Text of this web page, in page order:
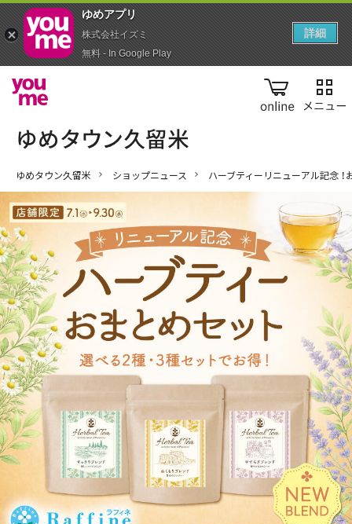
online
ゆめタウン久留米 ショップニュース ハーブティーリニューアル記念
ゆめアプ‪リ‬
株式会社イズミ
無料 - In Google Play
詳細